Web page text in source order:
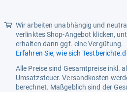
Wir arbeiten unabhängig und
verlinktes Shop-Angebot klicken,
erhalten dann ggf. eine Vergütung.
Erfahren Sie, wie sich
Alle Preise sind Gesamtpreise inkl.
Umsatzsteuer. Versandkosten
berechnet. Maßgeblich sind der